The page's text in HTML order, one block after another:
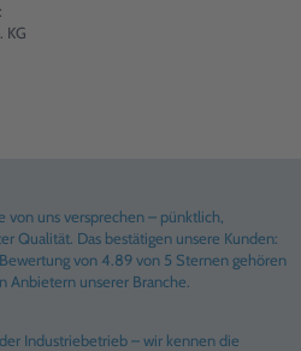
KG
von uns versprechen – pünktlich,
Qualität. Das bestätigen unsere Kunden:
von 4.89 von 5 Sternen gehören
Anbietern unserer Branche.
Industriebetrieb – wir kennen die